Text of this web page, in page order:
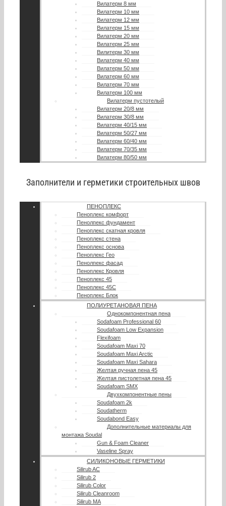
Вилатерм 8 мм
Вилатерм 10 мм
Вилатерм 12 мм
Вилатерм 15 мм
Вилатерм 20 мм
Вилатерм 25 мм
Вилитерм 30 мм
Вилатерм 40 мм
Вилатерм 50 мм
Вилатерм 60 мм
Вилатерм 70 мм
Вилатерм 100 мм
Вилатерм пустотелый
Вилатерм 20/8 мм
Вилатерм 30/8 мм
Вилатерм 40/15 мм
Вилатерм 50/27 мм
Вилатерм 60/40 мм
Вилатерм 70/35 мм
Вилатерм 80/50 мм
Заполнители и герметики строительных швов
ПЕНОПЛЕКС
Пеноплекс комфорт
Пенолпекс фундамент
Пеноплекс скатная кровля
Пеноплекс стена
Пеноплекс основа
Пеноплекс Гео
Пенолпекс фасад
Пеноплекс Кровля
Пеноплекс 45
Пеноплекс 45С
Пеноплекс Блок
ПОЛИУРЕТАНОВАЯ ПЕНА
Однокомпонентная пена
Sodafoam Professional 60
Soudafoam Low Expansion
Flexifoam
Soudafoam Maxi 70
Soudafoam Maxi Arctic
Soudafoam Maxi Sahara
Желтая ручная пена 45
Желтая пистолетная пена 45
Soudafoam SMX
Двухкомпонентные пены
Soudafoam 2k
Soudatherm
Soudabond Easy
Дополнительные материалы для
монтажа Soudal
Gun & Foam Cleaner
Vaseline Spray
СИЛИКОНОВЫЕ ГЕРМЕТИКИ
Silirub AC
Silirub 2
Silirub Color
Silirub Cleanroom
Silirub MA